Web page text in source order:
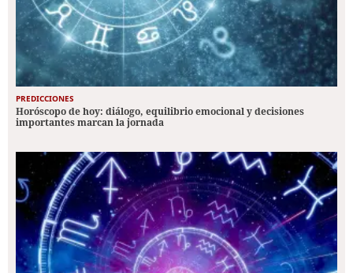
PREDICCIONES
Horóscopo de hoy: diálogo, equilibrio emocional y decisiones
importantes marcan la jornada